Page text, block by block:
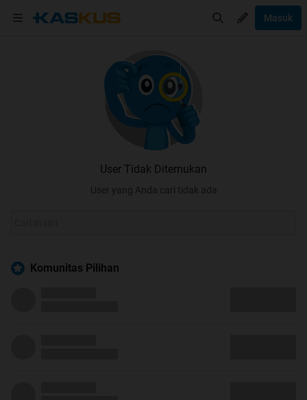
Masuk
User Tidak Ditemukan
User yang Anda cari tidak ada
Komunitas Pilihan